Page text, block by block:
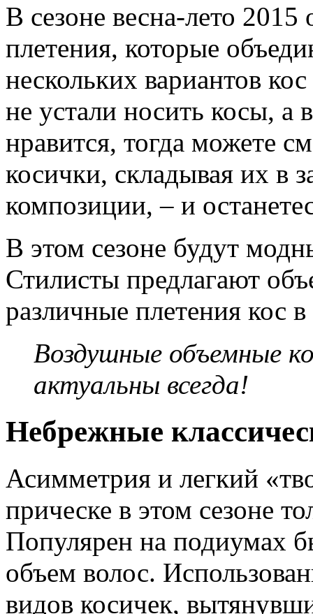
В сезоне весна-лето
плетения, которые
нескольких вариантов
не устали носить косы, а
нравится, тогда можете
косички, складывая их в
композиции, – и
В этом сезоне будут
Стилисты предлагают
различные плетения кос
Воздушные объемные
актуальны всегда!
Небрежные
Асимметрия и легкий
прическе в этом сезоне
Популярен на подиумах
объем волос.
видов косичек,